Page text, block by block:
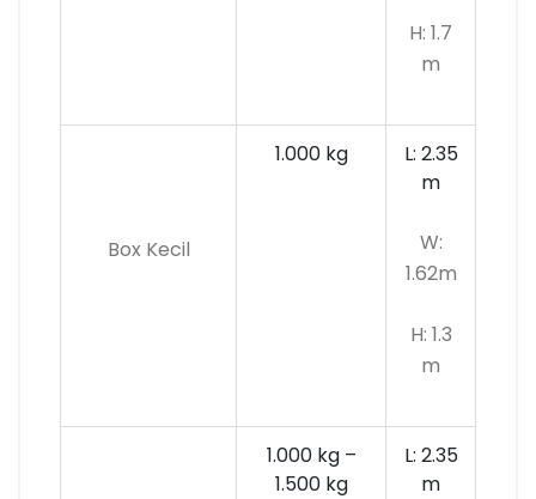
H: 1.7
m
Box Kecil
1.000 kg
L: 2.35
m
W:
1.62m
H: 1.3
m
1.000 kg –
1.500 kg
L: 2.35
m